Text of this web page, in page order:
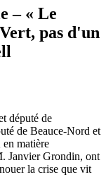
– « Le
pas d'un
député de
de Beauce-Nord et
matière
Janvier Grondin, ont
la crise que vit